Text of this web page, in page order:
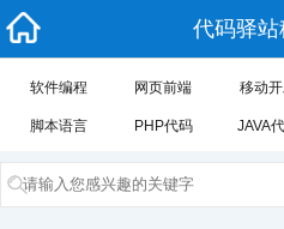
代码驿站
软件编程 网页前端 移动
脚本语言 PHP代码 JAVA